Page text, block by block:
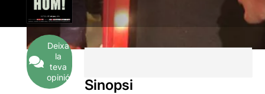
Deixa
la
teva
opinió
Sinopsi